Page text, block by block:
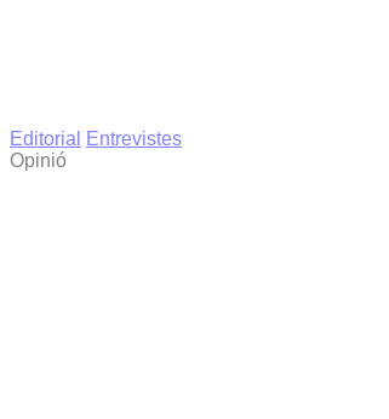
Editorial
Entrevistes
Opinió